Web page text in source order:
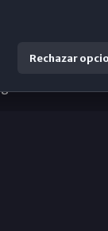
Málaga
Rechazar